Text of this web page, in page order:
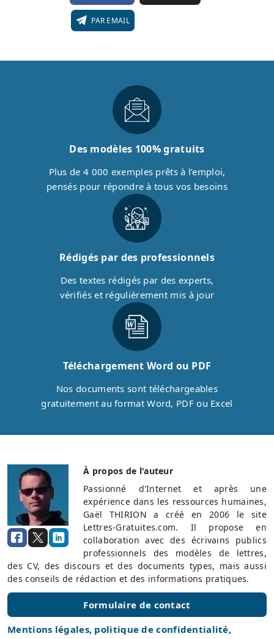
PAR EMAIL
Des modèles 100% gratuits
Plus de 4 000 exemples prêts à l’emploi,
pensés pour répondre à tous vos besoins
Rédigés par des professionnels
Des textes rédigés par des experts,
vérifiés et régulièrement mis à jour
Téléchargement Word ou PDF
Nos documents sont téléchargeables
gratuitement au format Word, PDF ou Excel
À propos de l'auteur
Passionné d'Internet et après une
expérience dans les ressources humaines,
Gaël THIRION a créé en 2006 le site
Lettres-Gratuites.com. Il propose en
collaboration avec des écrivains publics
professionnels des modèles de lettres,
des CV, des discours et des documents types, mais aussi
des conseils de rédaction et des informations pratiques.
Formulaire de contact
Mentions légales, politique de confidentialité,